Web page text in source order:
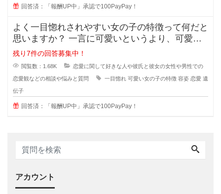
回答済：「報酬UP中」承認で100PayPay！
よく一目惚れされやすい女の子の特徴って何だと
思いますか？ 一言に可愛いというより、可愛い
子なんていくらでもいるのに(綺麗
残り7件の回答募集中！
閲覧数：1.68K 恋愛に関して好きな人や彼氏と彼女の女性や男性での
恋愛観などの相談や悩みと質問 一目惚れ 可愛い女の子の特徴 容姿 恋愛 遺
伝子
回答済：「報酬UP中」承認で100PayPay！
アカウント